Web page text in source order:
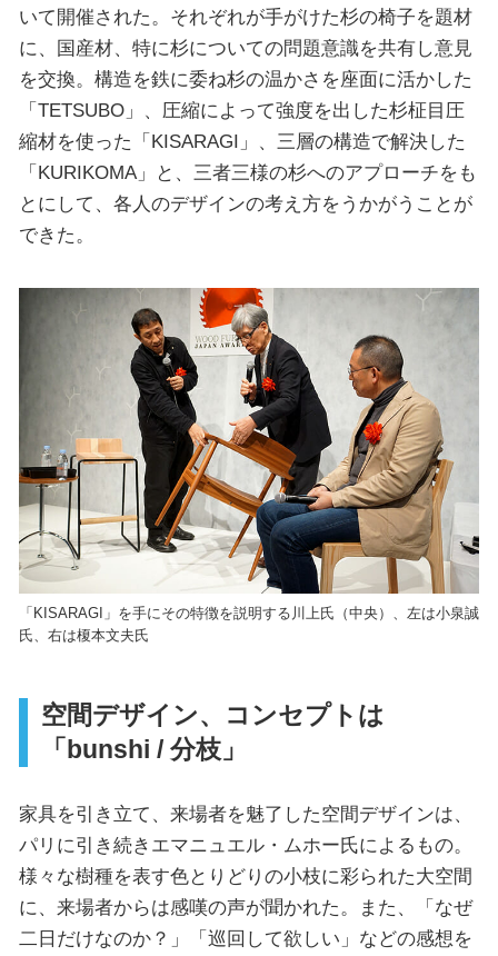
いて開催された。それぞれが手がけた杉の椅子を題材
に、国産材、特に杉についての問題意識を共有し意見
を交換。構造を鉄に委ね杉の温かさを座面に活かした
「TETSUBO」、圧縮によって強度を出した杉柾目圧
縮材を使った「KISARAGI」、三層の構造で解決した
「KURIKOMA」と、三者三様の杉へのアプローチをも
とにして、各人のデザインの考え方をうかがうことが
できた。
「KISARAGI」を手にその特徴を説明する川上氏（中央）、左は小泉誠
氏、右は榎本文夫氏
空間デザイン、コンセプトは
「bunshi / 分枝」
家具を引き立て、来場者を魅了した空間デザインは、
パリに引き続きエマニュエル・ムホー氏によるもの。
様々な樹種を表す色とりどりの小枝に彩られた大空間
に、来場者からは感嘆の声が聞かれた。また、「なぜ
二日だけなのか？」「巡回して欲しい」などの感想を